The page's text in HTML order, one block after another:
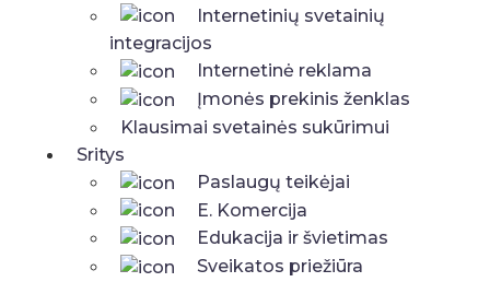
Internetinių svetainių
integracijos
Internetinė reklama
Įmonės prekinis ženklas
Klausimai svetainės sukūrimui
Sritys
Paslaugų teikėjai
E. Komercija
Edukacija ir švietimas
Sveikatos priežiūra